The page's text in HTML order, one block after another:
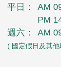
平日：
AM
PM
週六：
AM
( 國定假日及其